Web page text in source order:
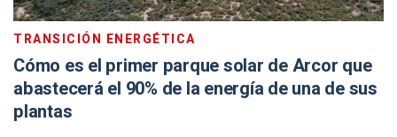
TRANSICIÓN ENERGÉTICA
Cómo es el primer parque solar de Arcor que
abastecerá el 90% de la energía de una de sus
plantas